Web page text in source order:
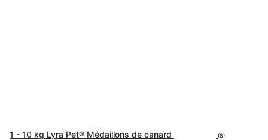
1 - 10 kg Lyra Pet® Médaillons de canard (8)